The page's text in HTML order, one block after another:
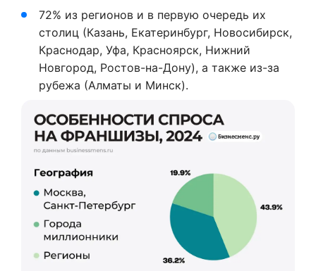
72% из регионов и в первую очередь их
столиц (Казань, Екатеринбург, Новосибирск,
Краснодар, Уфа, Красноярск, Нижний
Новгород, Ростов-на-Дону), а также из-за
рубежа (Алматы и Минск).